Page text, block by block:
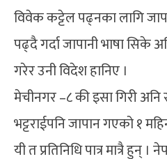
विवेक कट्टेल पढ्नका लागि
पढ्दै गर्दा जापानी भाषा सिके
गरेर उनी विदेश हानिए ।
मेचीनगर –८ की इसा गिरी अनि
भट्टराईपनि जापान गएको १
यी त प्रतिनिधि पात्र मात्रै हुन्